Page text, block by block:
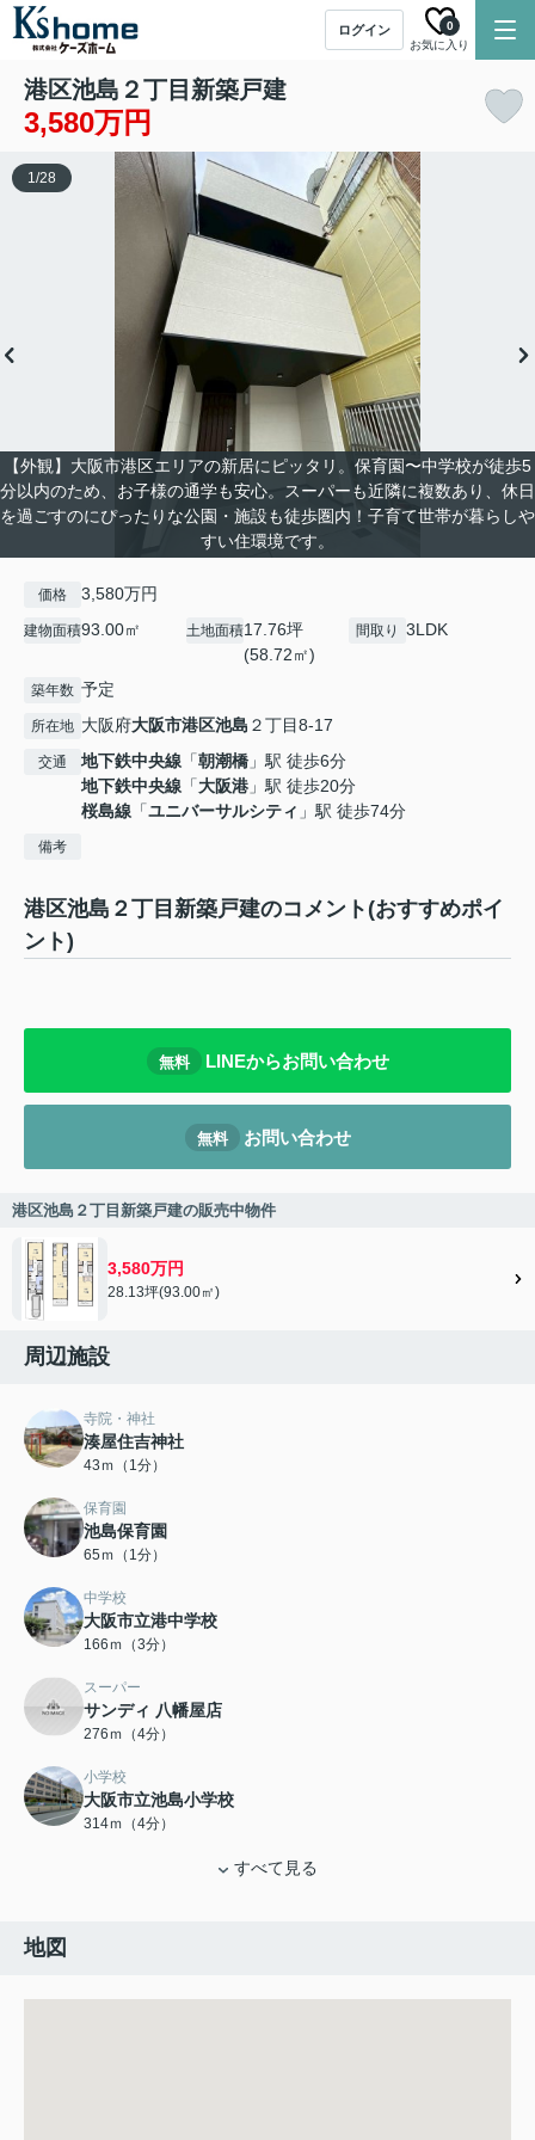
ログイン
お気に入り
0
港区池島２丁目新築戸建
3,580万円
【外観】大阪市港区エリアの新居にピッタリ。保育園〜中学校が徒歩5
分以内のため、お子様の通学も安心。スーパーも近隣に複数あり、休日
を過ごすのにぴったりな公園・施設も徒歩圏内！子育て世帯が暮らしや
すい住環境です。
1/28
価格 3,580万円
建物面積93.00㎡ 土地面積17.76坪
(58.72㎡)
間取り 3LDK
築年数 予定
所在地 大阪府大阪市港区池島 ２丁目8-17
交通 地下鉄中央線 「朝潮橋 」駅 徒歩6分
地下鉄中央線 「大阪港 」駅 徒歩20分
桜島線 「ユニバーサルシティ 」駅 徒歩74分
備考
港区池島２丁目新築戸建のコメント(おすすめポイ
ント)
無料 LINEからお問い合わせ
無料 お問い合わせ
港区池島２丁目新築戸建の販売中物件
3,580万円
28.13坪(93.00㎡)
周辺施設
寺院・神社
湊屋住吉神社
43ｍ（1分）
保育園
池島保育園
65ｍ（1分）
中学校
大阪市立港中学校
166ｍ（3分）
スーパー
サンディ 八幡屋店
276ｍ（4分）
小学校
大阪市立池島小学校
314ｍ（4分）
すべて見る
地図